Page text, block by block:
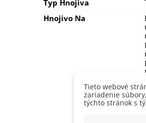
Typ Hnojiva
Hnojivo Na
Tieto webové
zariadenie
týchto stránok s